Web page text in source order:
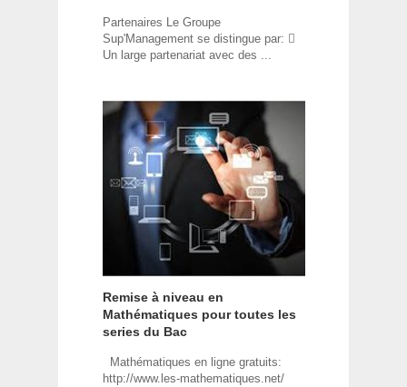
Partenaires Le Groupe
Sup'Management se distingue par: 
Un large partenariat avec des ...
Remise à niveau en
Mathématiques pour toutes les
series du Bac
Mathématiques en ligne gratuits:
http://www.les-mathematiques.net/